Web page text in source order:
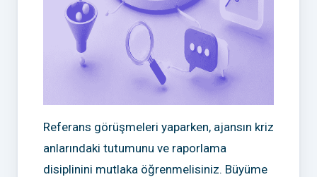
Referans görüşmeleri yaparken, ajansın kriz
anlarındaki tutumunu ve raporlama
disiplinini mutlaka öğrenmelisiniz. Büyüme